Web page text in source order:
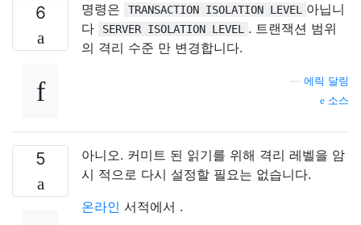
6 명령은 TRANSACTION ISOLATION LEVEL
아닙니
다
SERVER ISOLATION LEVEL
. 트랜잭션 범위
의 격리 수준 만 변경합니다.
에릭 달링
소스
5
아니오. 커미트 된 읽기를 위해 격리 레벨을 암
시 적으로 다시 설정할 필요는 없습니다.
온라인 서적에서 .